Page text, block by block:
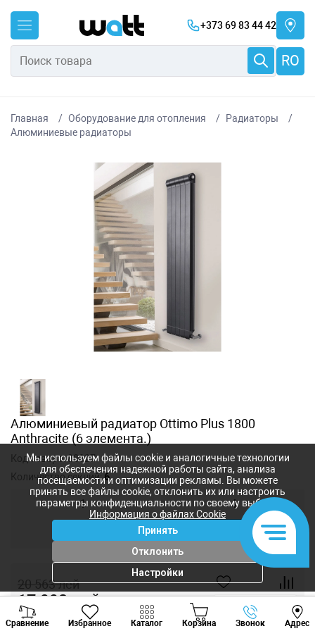
+373 69 83 44 42
RO
Главная Оборудование для отопления
Радиаторы
Алюминиевые радиаторы
Алюминиевый радиатор Ottimo Plus 1800
Anthracite (6 элемента.)
Код товара:88827
Количество секций:6
1 4
20 563лей
17 993лей
Сравнение Избранное Каталог Корзина Звонок Адрес
Viber Whatsapp
Мы используем файлы cookie и аналогичные технологии
для обеспечения надежной работы сайта, анализа
посещаемости и оптимизации рекламы. Вы можете
принять все файлы cookie, отклонить их или настроить
параметры конфиденциальности по своему выбору.
Информация о файлах Cookie
Принять
Отклонить
Настройки